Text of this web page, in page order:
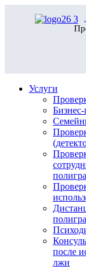
Услуги
после
лжи